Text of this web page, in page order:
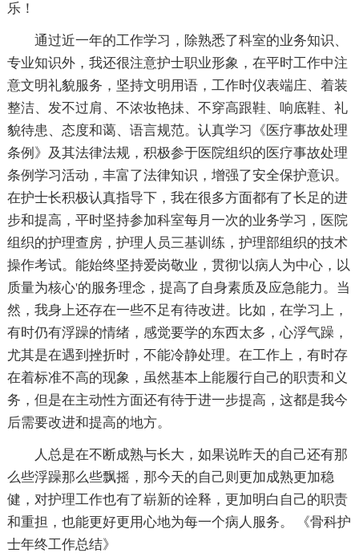
乐！
通过近一年的工作学习，除熟悉了科室的业务知识、
专业知识外，我还很注意护士职业形象，在平时工作中注
意文明礼貌服务，坚持文明用语，工作时仪表端庄、着装
整洁、发不过肩、不浓妆艳抺、不穿高跟鞋、响底鞋、礼
貌待患、态度和蔼、语言规范。认真学习《医疗事故处理
条例》及其法律法规，积极参于医院组织的医疗事故处理
条例学习活动，丰富了法律知识，增强了安全保护意识。
在护士长积极认真指导下，我在很多方面都有了长足的进
步和提高，平时坚持参加科室每月一次的业务学习，医院
组织的护理查房，护理人员三基训练，护理部组织的技术
操作考试。能始终坚持爱岗敬业，贯彻'以病人为中心，以
质量为核心'的服务理念，提高了自身素质及应急能力。当
然，我身上还存在一些不足有待改进。比如，在学习上，
有时仍有浮躁的情绪，感觉要学的东西太多，心浮气躁，
尤其是在遇到挫折时，不能冷静处理。在工作上，有时存
在着标准不高的现象，虽然基本上能履行自己的职责和义
务，但是在主动性方面还有待于进一步提高，这都是我今
后需要改进和提高的地方。
人总是在不断成熟与长大，如果说昨天的自己还有那
么些浮躁那么些飘摇，那今天的自己则更加成熟更加稳
健，对护理工作也有了崭新的诠释，更加明白自己的职责
和重担，也能更好更用心地为每一个病人服务。 《骨科护
士年终工作总结》